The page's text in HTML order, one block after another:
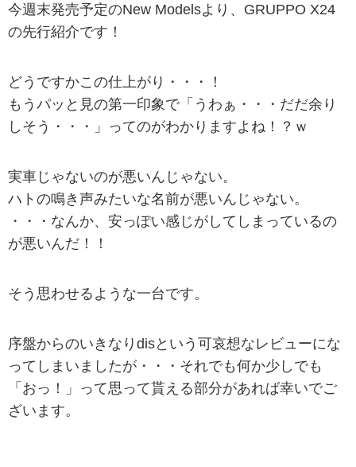
今週末発売予定のNew Modelsより、GRUPPO X24
の先行紹介です！
どうですかこの仕上がり・・・！
もうパッと見の第一印象で「うわぁ・・・だだ余り
しそう・・・」ってのがわかりますよね！？ｗ
実車じゃないのが悪いんじゃない。
ハトの鳴き声みたいな名前が悪いんじゃない。
・・・なんか、安っぽい感じがしてしまっているの
が悪いんだ！！
そう思わせるような一台です。
序盤からのいきなりdisという可哀想なレビューにな
ってしまいましたが・・・それでも何か少しでも
「おっ！」って思って貰える部分があれば幸いでご
ざいます。